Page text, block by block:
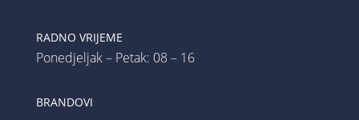
RADNO VRIJEME
Ponedjeljak – Petak: 08 – 16
BRANDOVI